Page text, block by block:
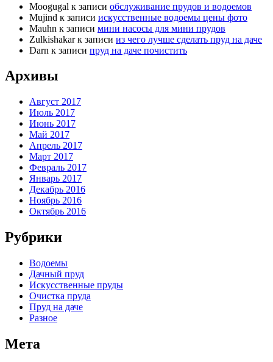
Moogugal к записи обслуживание прудов и водоемов
Mujind к записи искусственные водоемы цены фото
Mauhn к записи мини насосы для мини прудов
Zulkishakarк записи из чего лучше сделать пруд на даче
Darn к записи пруд на даче почистить
Архивы
Август 2017
Июль 2017
Июнь 2017
Май 2017
Апрель 2017
Март 2017
Февраль 2017
Январь 2017
Декабрь 2016
Ноябрь 2016
Октябрь 2016
Рубрики
Водоемы
Дачный пруд
Искусственные пруды
Очистка пруда
Пруд на даче
Разное
Мета